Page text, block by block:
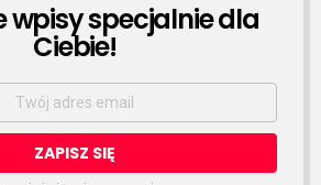
wpisy specjalnie dla
Ciebie!